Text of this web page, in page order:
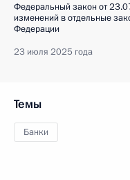
Федеральный закон от
изменений в отдельные
Федерации
23 июля 2025 года
Темы
Банки